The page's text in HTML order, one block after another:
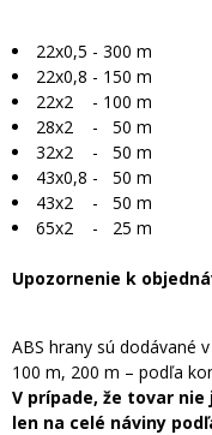
22x0,5 - 300 m
22x0,8 - 150 m
22x2 - 100 m
28x2 - 50 m
32x2 - 50 m
43x0,8 - 50 m
43x2 - 50 m
65x2 - 25 m
Upozornenie k
ABS hrany sú dodávané
100 m, 200 m – podľa
V prípade, že tovar
len na celé náviny